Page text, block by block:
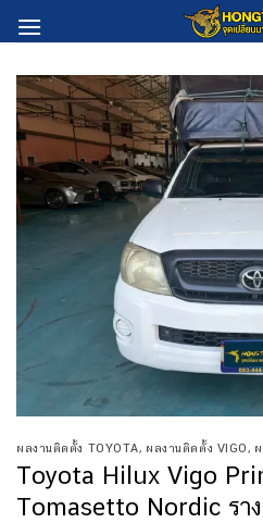
to
ผลงานติดตั้ง TOYOTA, ผลงานติดตั้ง VIGO ,
Toyota Hilux Vigo
Tomasetto Nordic รา